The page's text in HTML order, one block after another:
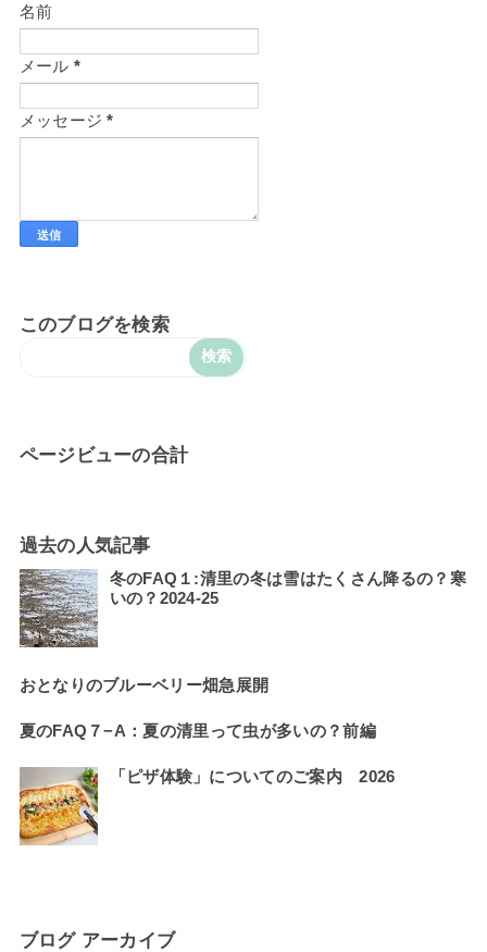
名前
メール *
メッセージ*
このブログを検索
ページビューの合計
過去の人気記事
冬のFAQ１:清里の冬は雪はたくさん降るの？寒
いの？2024-25
おとなりのブルーベリー畑急展開
夏のFAQ７−A：夏の清里って虫が多いの？前編
「ピザ体験」についてのご案内 2026
ブログ アーカイブ